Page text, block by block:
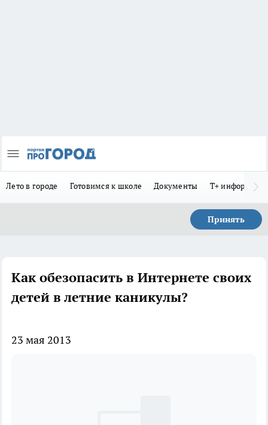
Лето в городе Готовимся к школе Документы Т+
Принять
Как обезопасить в Интернете своих
детей в летние каникулы?
23 мая 2013